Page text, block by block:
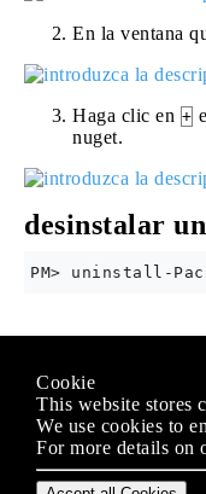
En la ventana
Haga clic en +
nuget.
desinstalar
Licenciado bajo
No afiliado aStack
Cookie
This website stores
We use cookies to
For more details on